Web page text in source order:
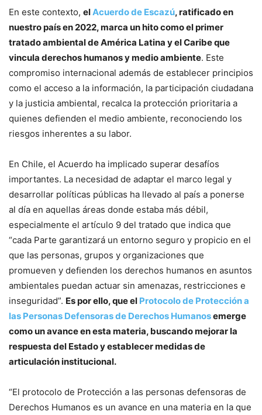
En este contexto, elAcuerdo de Escazú, ratificado en
nuestro país en 2022, marca un hito como el primer
tratado ambiental de América Latina y el Caribe que
vincula derechos humanos y medio ambiente. Este
compromiso internacional además de establecer principios
como el acceso a la información, la participación ciudadana
y la justicia ambiental, recalca la protección prioritaria a
quienes defienden el medio ambiente, reconociendo los
riesgos inherentes a su labor.
En Chile, el Acuerdo ha implicado superar desafíos
importantes. La necesidad de adaptar el marco legal y
desarrollar políticas públicas ha llevado al país a ponerse
al día en aquellas áreas donde estaba más débil,
especialmente el artículo 9 del tratado que indica que
“cada Parte garantizará un entorno seguro y propicio en el
que las personas, grupos y organizaciones que
promueven y defienden los derechos humanos en asuntos
ambientales puedan actuar sin amenazas, restricciones e
inseguridad”. Es por ello, que el Protocolo de Protección a
las Personas Defensoras de Derechos Humanosemerge
como un avance en esta materia, buscando mejorar la
respuesta del Estado y establecer medidas de
articulación institucional.
“El protocolo de Protección a las personas defensoras de
Derechos Humanos es un avance en una materia en la que